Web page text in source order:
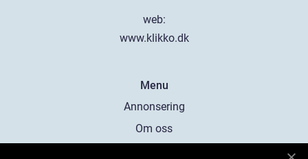
web:
www.klikko.dk
Menu
Annonsering
Om oss